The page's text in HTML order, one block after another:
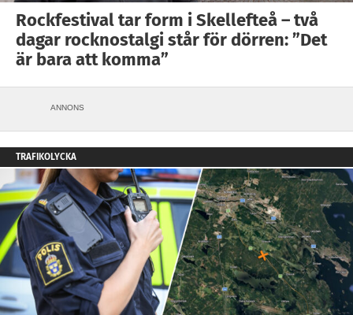
Rockfestival tar form i Skellefteå – två
dagar rocknostalgi står för dörren: ”Det
är bara att komma”
ANNONS
TRAFIKOLYCKA